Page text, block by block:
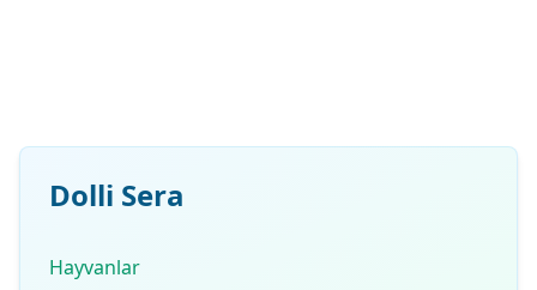
Dolli Sera
Hayvanlar